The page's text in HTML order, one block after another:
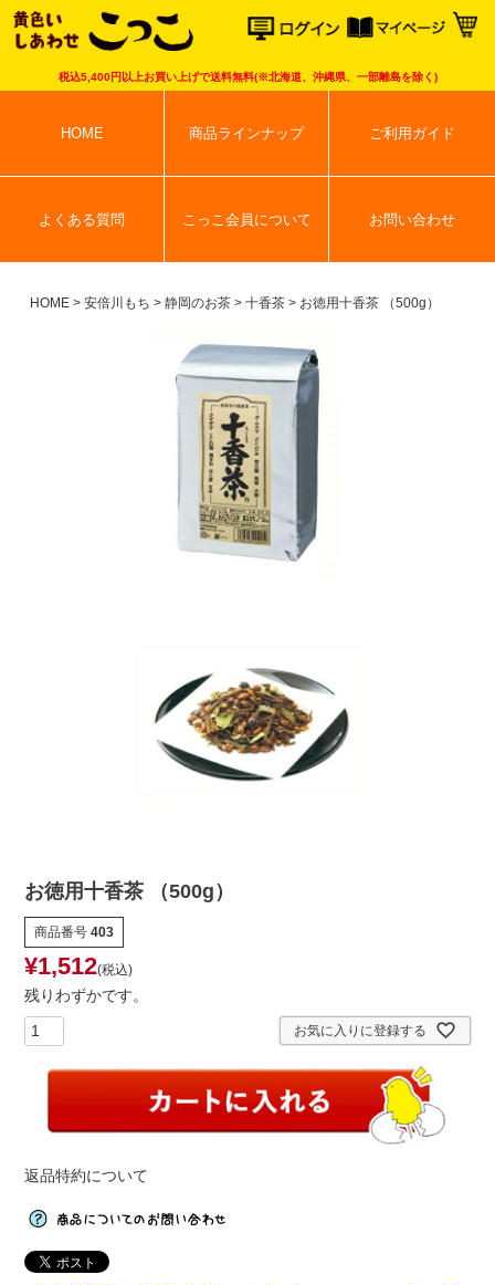
こっこオン
税込5,400円以上お買い上げで送料無料(※北海道、沖縄県、一部離島を除く)
HOME 商品ラインナップ ご利用ガイド
よくある質問 こっこ会員について お問い合わせ
HOME 安倍川もち 静岡のお茶 十香茶 お徳用十香茶 （500g）
お徳用十香茶 （500g）
商品番号 403
¥1,512 税込
残りわずかです。
お気に入りに登録する
返品特約について